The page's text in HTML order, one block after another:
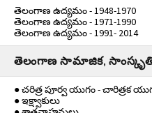
తెలంగాణ ఉద్యమం - 1948-1970
తెలంగాణ ఉద్యమం - 1971-1990
తెలంగాణ ఉద్యమం - 1991- 2014
తెలంగాణ సామాజిక,
● చరిత్ర పూర్వ యుగం - చారిత్రక
● ఇక్ష్వాకులు